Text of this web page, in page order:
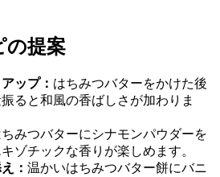
の提案
ップ： はちみつバターをかけた後
ると和風の香ばしさが加わりま
ちみつバターにシナモンパウダーを
ゾチックな香りが楽しめます。
： 温かいはちみつバター餅にバニ